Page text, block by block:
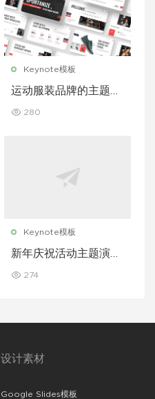
Keynote模板
运动服装品牌的主题演
280
Keynote模板
新年庆祝活动主题演讲
274
设计素材
Google Slides模板